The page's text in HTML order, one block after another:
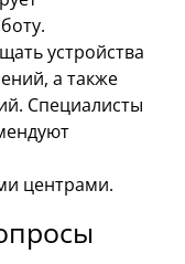
устройства
а также
Специалисты
центрами.